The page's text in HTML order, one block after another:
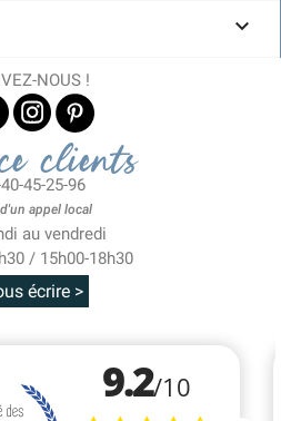

NOUS !
clients
45-25-96
appel local
au vendredi
/ 15h00-18h30
écrire >